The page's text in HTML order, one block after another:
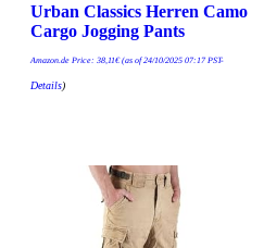
Urban Classics Herren Camo
Cargo Jogging Pants
Amazon.de Price: 38,11€(as of 24/10/2025 07:17 PST-
Details)